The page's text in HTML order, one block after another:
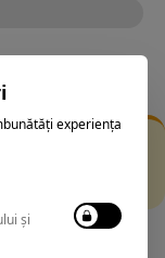
experiența
și